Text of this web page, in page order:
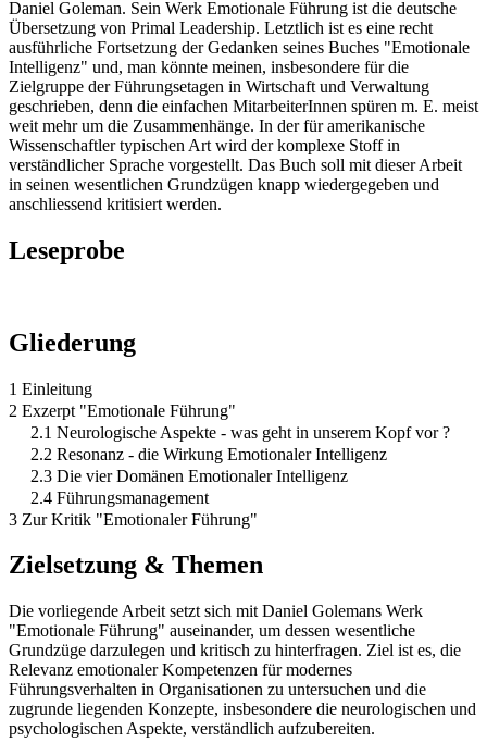
Daniel Goleman. Sein Werk Emotionale Führung ist die deutsche
Übersetzung von Primal Leadership. Letztlich ist es eine recht
ausführliche Fortsetzung der Gedanken seines Buches "Emotionale
Intelligenz" und, man könnte meinen, insbesondere für die
Zielgruppe der Führungsetagen in Wirtschaft und Verwaltung
geschrieben, denn die einfachen MitarbeiterInnen spüren m. E. meist
weit mehr um die Zusammenhänge. In der für amerikanische
Wissenschaftler typischen Art wird der komplexe Stoff in
verständlicher Sprache vorgestellt. Das Buch soll mit dieser Arbeit
in seinen wesentlichen Grundzügen knapp wiedergegeben und
anschliessend kritisiert werden.
Leseprobe
Gliederung
1 Einleitung
2 Exzerpt "Emotionale Führung"
2.1 Neurologische Aspekte - was geht in unserem Kopf vor ?
2.2 Resonanz - die Wirkung Emotionaler Intelligenz
2.3 Die vier Domänen Emotionaler Intelligenz
2.4 Führungsmanagement
3 Zur Kritik "Emotionaler Führung"
Zielsetzung & Themen
Die vorliegende Arbeit setzt sich mit Daniel Golemans Werk
"Emotionale Führung" auseinander, um dessen wesentliche
Grundzüge darzulegen und kritisch zu hinterfragen. Ziel ist es, die
Relevanz emotionaler Kompetenzen für modernes
Führungsverhalten in Organisationen zu untersuchen und die
zugrunde liegenden Konzepte, insbesondere die neurologischen und
psychologischen Aspekte, verständlich aufzubereiten.